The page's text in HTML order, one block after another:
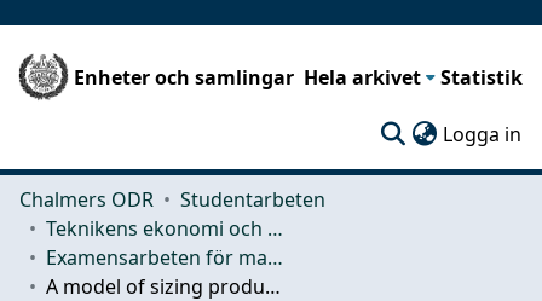
Enheter och samlingar Hela arkivet Statistik
Logga in
Chalmers ODR
Studentarbeten
Teknikens ekonomi och organisation
Examensarbeten för masterexamen
A model of sizing production buffer stocks based on the processes which take place in a furniture factory.